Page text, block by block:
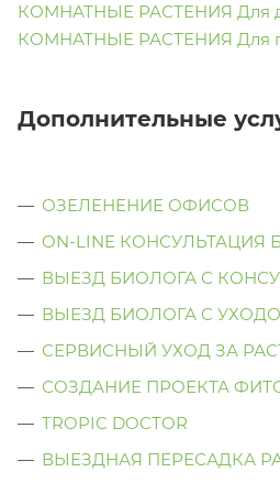
КОМНАТНЫЕ РАСТЕНИЯ Для
КОМНАТНЫЕ РАСТЕНИЯ Для
Дополнительные
ОЗЕЛЕНЕНИЕ ОФИСОВ
ON-LINE КОНСУЛЬТАЦИЯ
ВЫЕЗД БИОЛОГА С
ВЫЕЗД БИОЛОГА C
СЕРВИСНЫЙ УХОД ЗА
СОЗДАНИЕ ПРОЕКТА
TROPIC DOCTOR
ВЫЕЗДНАЯ ПЕРЕСАДКА